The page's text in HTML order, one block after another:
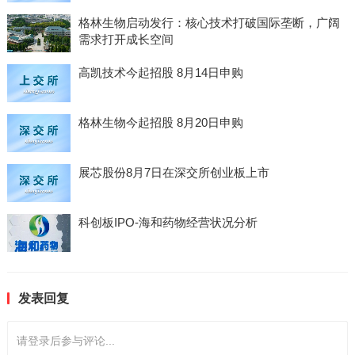
格林生物启动发行：核心技术打破国际垄断，广阔
需求打开成长空间
高凯技术今起招股 8月14日申购
格林生物今起招股 8月20日申购
展芯股份8月7日在深交所创业板上市
科创板IPO-海和药物经营状况分析
发表回复
请登录后参与评论...